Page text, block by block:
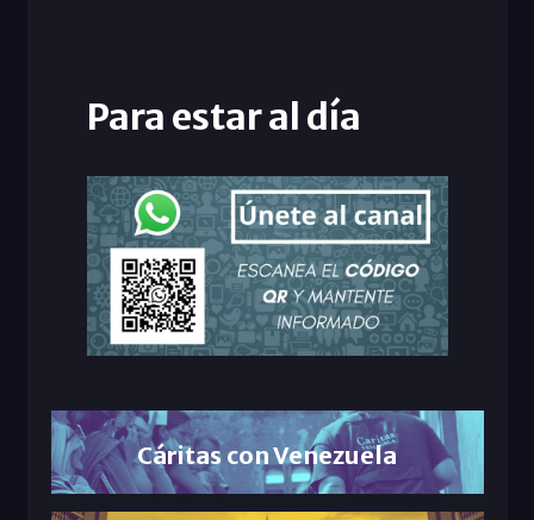
Para estar al día
Cáritas con Venezuela